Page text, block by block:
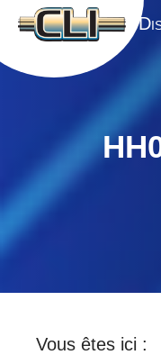
A CCUEIL D
Vous êtes ici :